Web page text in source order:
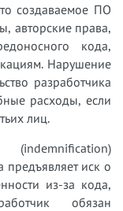
создаваемое ПО
авторские права,
кода,
Нарушение
разработчика
расходы, если
лиц.
предъявляет иск о
из-за кода,
обязан